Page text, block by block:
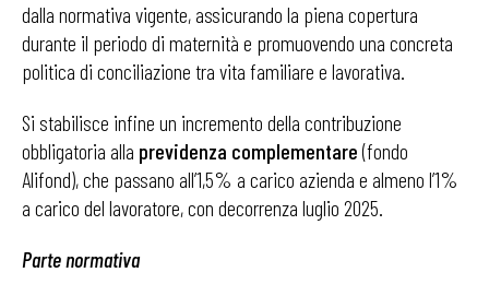
dalla normativa vigente, assicurando la piena copertura
durante il periodo di maternità e promuovendo una concreta
politica di conciliazione tra vita familiare e lavorativa.
Si stabilisce infine un incremento della contribuzione
obbligatoria alla previdenza complementare(fondo
Alifond), che passano all’1,5% a carico azienda e almeno l’1%
a carico del lavoratore, con decorrenza luglio 2025.
Parte normativa